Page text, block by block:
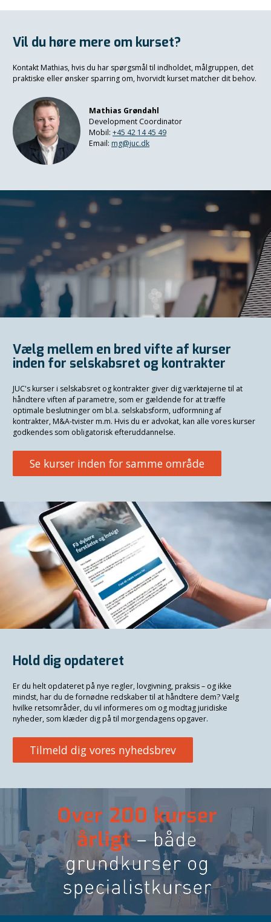
Vil du høre mere om kurset?
Kontakt Mathias, hvis du har spørgsmål til indholdet, målgruppen, det
praktiske eller ønsker sparring om, hvorvidt kurset matcher dit behov.
Mathias Grøndahl
Development Coordinator
Mobil: +45 42 14 45 49
Email: mg@juc.dk
Vælg mellem en bred vifte af kurser
inden for selskabsret og kontrakter
JUC's kurser i selskabsret og kontrakter giver dig værktøjerne til at
håndtere viften af parametre, som er gældende for at træffe
optimale beslutninger om bl.a. selskabsform, udformning af
kontrakter, M&A-tvister m.m. Hvis du er advokat, kan alle vores kurser
godkendes som obligatorisk efteruddannelse.
Se kurser inden for samme område
Hold dig opdateret
Er du helt opdateret på nye regler, lovgivning, praksis – og ikke
mindst, har du de fornødne redskaber til at håndtere dem? Vælg
hvilke retsområder, du vil informeres om og modtag juridiske
nyheder, som klæder dig på til morgendagens opgaver.
Tilmeld dig vores nyhedsbrev